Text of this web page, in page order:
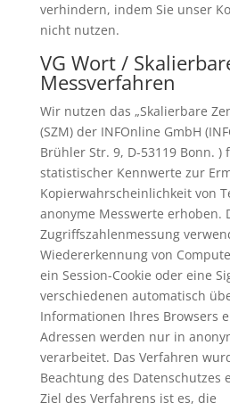
verhindern, indem Sie unser
nicht nutzen.
VG Wort /
Messverfahren
Wir nutzen das „Skalierbare
(SZM) der INFOnline GmbH
Brühler Str. 9, D-53119 Bonn.
statistischer Kennwerte zur
Kopierwahrscheinlichkeit von
anonyme Messwerte erhoben.
Zugriffszahlenmessung
Wiedererkennung von
ein Session-Cookie oder eine
verschiedenen automatisch
Informationen Ihres Browsers
Adressen werden nur in
verarbeitet. Das Verfahren
Beachtung des Datenschutzes
Ziel des Verfahrens ist es, die